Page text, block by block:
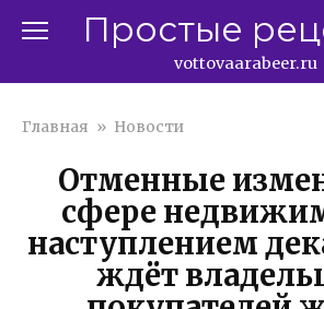
Простые
vottovaarabeer.ru
Главная » Новости
Отменные
сфере
наступлением
ждёт